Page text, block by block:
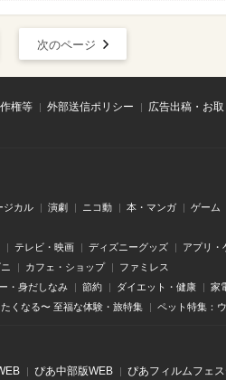
次のページ
権等 外部送信ポリシー
広告出稿・お
ジカル 演劇 ニコ動 本・マンガ ゲーム
テレビ・映画 ディズニーグッズ アプリ・
カフェ・ショップ ファミレス
・身だしなみ 節約 ダイエット・健康 家
くなる〜 至福な体験・旅特集 ペット特集：
ぴあ中部版WEB ぴあフィルムフェ